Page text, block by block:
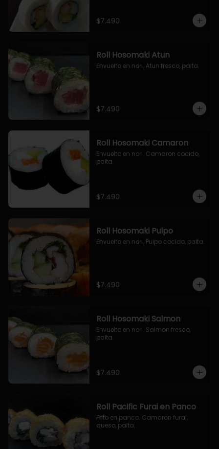
$7.490
Roll Hosomaki Atun
Envuelto en nori. Atun fresco, palta.
$7.490
Roll Hosomaki Camaron
Envuelto en nori. Camaron cocido,
palta.
$7.490
Roll Hosomaki Pulpo
Envuelto en nori. Pulpo cocido, palta.
$7.490
Roll Hosomaki Salmon
Envuelto en nori. Salmon fresco,
palta.
$7.490
Roll Pacific Furai en Panco
Frito en panco. Camaron furai,
queso, palta.